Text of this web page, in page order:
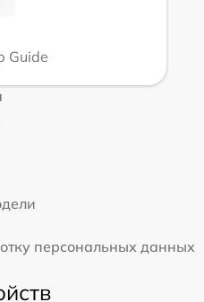
Guide
персональных данных